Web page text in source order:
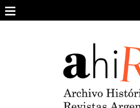
content
ARCHIVO DE REVISTAS
ESTUDIOS CRÍTICOS